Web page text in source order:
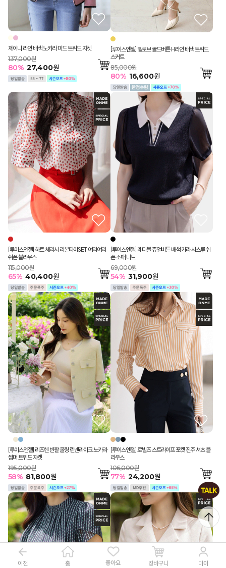
이전 홈 좋아요 장바구니 마이
제이니 라인 배색 노카라 미드 트위드 자켓
137,000원
80% 27,400원
[루이스엔젤] 옐로브 골드버튼 H라인 배색 트위드
스커트
85,000원
80% 16,600원
[루이스엔젤] 하트 체리시 리본타이SET 여리여리
쉬폰 블라우스
115,000원
65% 40,400원
[루이스엔젤] 레디블 쥬얼버튼 배색 카라 시스루 쉬
폰 소매 니트
69,000원
54% 31,900원
[루이스엔젤] 리즈헨 반팔 쿨링 린넨라이크 노카라
썸머 트위드 자켓
195,000원
58% 81,800원
[루이스엔젤] 로빌즈 스트라이프 포켓 진주 셔츠 블
라우스
106,000원
77% 24,200원